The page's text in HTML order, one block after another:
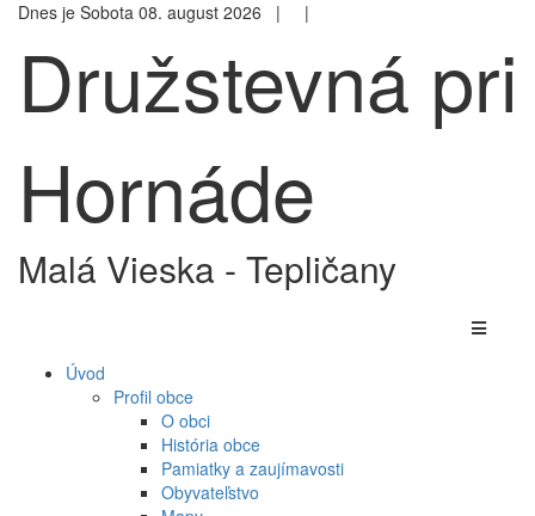
Dnes je Sobota 08. august 2026 | |
Družstevná pri
Hornáde
Malá Vieska - Tepličany
Úvod
Profil obce
O obci
História obce
Pamiatky a zaujímavosti
Obyvateľstvo